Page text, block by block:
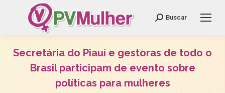
Search:
Buscar
Secretária do Piauí e gestoras de todo o
Brasil participam de evento sobre
políticas para mulheres